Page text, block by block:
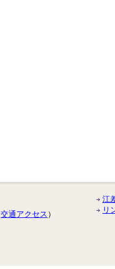
交通アクセス ）
江
リ